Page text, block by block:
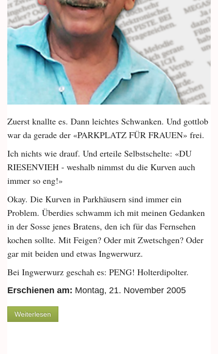
Zuerst knallte es. Dann leichtes Schwanken. Und gottlob
war da gerade der «PARKPLATZ FÜR FRAUEN» frei.
Ich nichts wie drauf. Und erteile Selbstschelte: «DU
RIESENVIEH - weshalb nimmst du die Kurven auch
immer so eng!»
Okay. Die Kurven in Parkhäusern sind immer ein
Problem. Überdies schwamm ich mit meinen Gedanken
in der Sosse jenes Bratens, den ich für das Fernsehen
kochen sollte. Mit Feigen? Oder mit Zwetschgen? Oder
gar mit beiden und etwas Ingwerwurz.
Bei Ingwerwurz geschah es: PENG! Holterdipolter.
Erschienen am: Montag, 21. November 2005
Weiterlesen